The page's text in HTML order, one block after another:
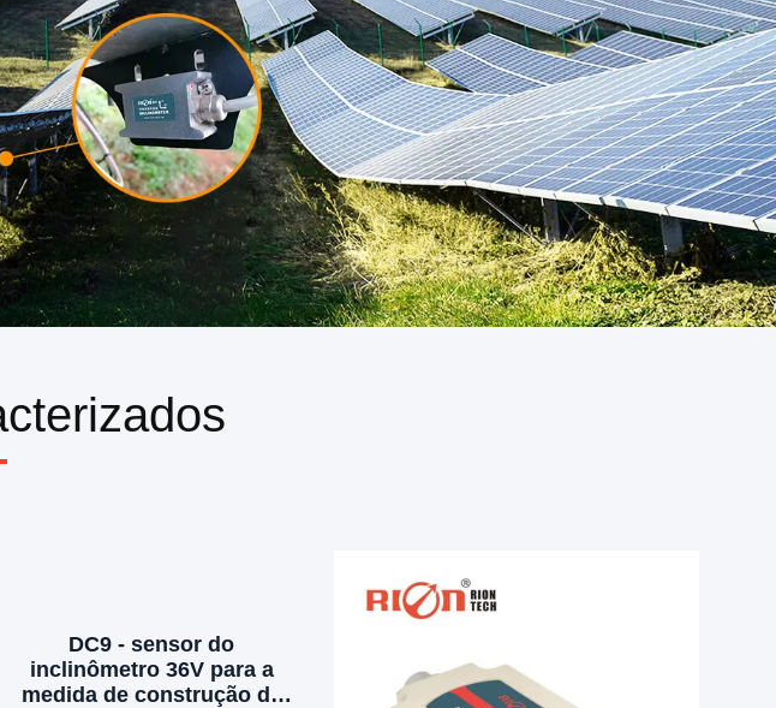
DC9 - sensor do
inclinômetro 36V para a
medida de construção da